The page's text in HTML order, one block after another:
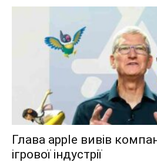
Глава apple вивів
ігрової індустрії